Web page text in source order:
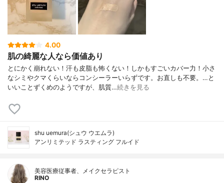
4.00
肌の綺麗な人なら価値あり
とにかく崩れない！汗も皮脂も怖くない！しかもすごいカバー力！小さ
なシミやクマくらいならコンシーラーいらずです。お直しも不要。…と
いいことずくめのようですが、肌質…続きを見る
shu uemura(シュウ ウエムラ)
アンリミテッド ラスティング フルイド
美容医療従事者、メイクセラピスト
RINO